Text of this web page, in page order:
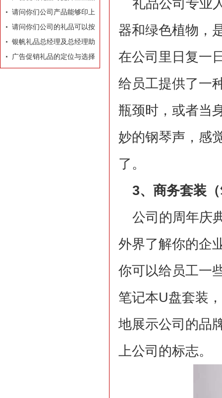
牌有着莫大的作用
请问你们公司产品能够印上
我们公司的LOGO和广告
吗？
请问你们公司的礼品可以按
照我们的要求和构思专门设
计订做吗？
银帆礼品总经理及总经理助
理名片
广告促销礼品的定位与选择
礼品公司专业
器和绿色植物，
在公司里日复一
给员工提供了一
瓶颈时，或者当
妙的钢琴声，感
了。
3、商务套装
公司的周年庆
外界了解你的企
你可以给员工一
笔记本U盘套装
地展示公司的品
上公司的标志。